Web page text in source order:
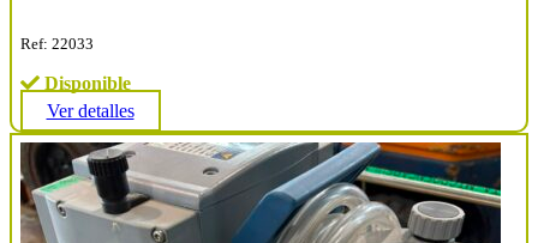
Ref: 22033
Disponible
Ver detalles